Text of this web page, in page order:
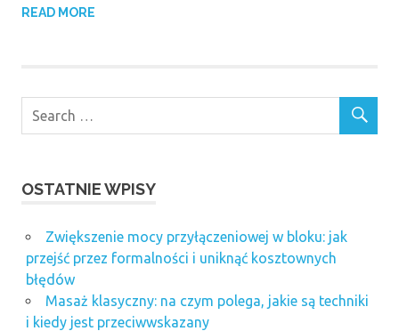
READ MORE
OSTATNIE WPISY
Zwiększenie mocy przyłączeniowej w bloku: jak
przejść przez formalności i uniknąć kosztownych
błędów
Masaż klasyczny: na czym polega, jakie są techniki
i kiedy jest przeciwwskazany